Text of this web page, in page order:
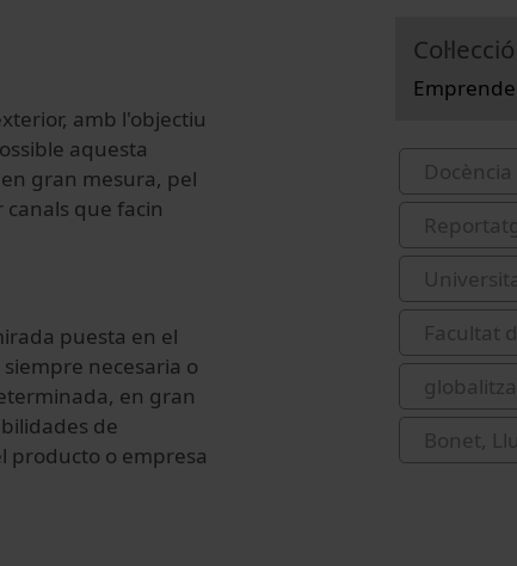
amb l'objectiu
aquesta
gran mesura, pel
que facin
puesta en el
necesaria o
en gran
de
producto o empresa
Col·lecció
Docència
Facultat
Bonet,